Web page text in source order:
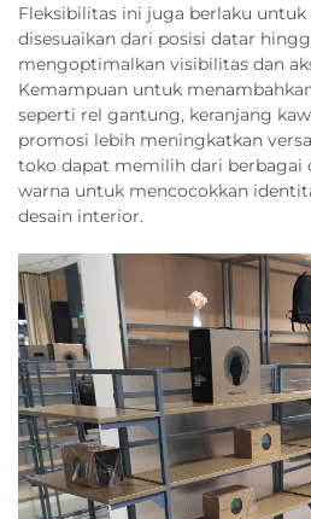
Fleksibilitas ini juga berlaku
disesuaikan dari posisi datar
mengoptimalkan visibilitas dan
Kemampuan untuk
seperti rel gantung, keranjang
promosi lebih meningkatkan
toko dapat memilih dari berbagai
warna untuk mencocokkan
desain interior.